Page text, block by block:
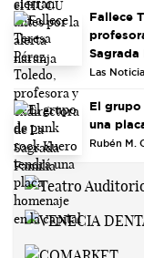
Fallece
Sagrada
Las
El grupo
una
Rubén M.